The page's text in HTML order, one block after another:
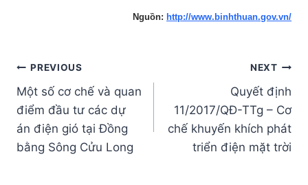
Nguồn: http://www.binhthuan.gov.vn/
Post
navigation
PREVIOUS
Một số cơ chế và quan
điểm đầu tư các dự
án điện gió tại Đồng
bằng Sông Cửu Long
NEXT
Quyết định
11/2017/QĐ-TTg – Cơ
chế khuyến khích phát
triển điện mặt trời